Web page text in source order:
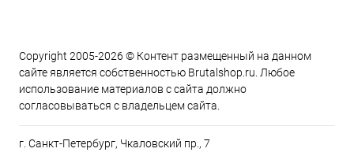
Copyright 2005-2026 © Контент размещенный на данном
сайте является cобственностью Brutalshop.ru. Любое
использование материалов с сайта должно
согласовываться с владельцем сайта.
г. Санкт-Петербург, Чкаловский пр., 7